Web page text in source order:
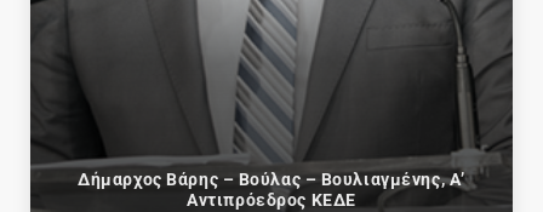
Δήμαρχος Βάρης – Βούλας – Βουλιαγμένης, Α’
Αντιπρόεδρος ΚΕΔΕ